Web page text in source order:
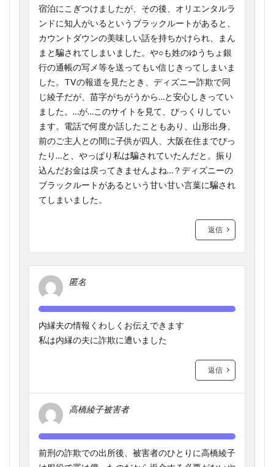
宿泊にこぎつけましたが、その後、オリエンタルラ
ンドに知人がいるというブラックルートがあると、
カウントダウンの美味しい話を持ちかけられ、まん
まと騙されてしまいました。や○も姓のゆうちょ銀
行の通帳の写メ等を送ってもい信じきってしまいま
した。TVの報道を見たとき、ディズニー詐欺で同
じ綾子だが、苗字がちがうから…と安心しきってい
ました。…が…このサイトを見て、びっくりしてい
ます。電話で何度か話したこともあり、山形出身、
前のご主人との間に子供が四人、大阪在住までぴっ
たり…と、やっぱり私は騙されていたんだと。振り
込んだお金は戻ってきませんよね…？ディズニーの
ブラックルートがあるという甘い甘い言葉に騙され
てしまいました。
返信
匿名
内縁夫の情報くわしくお伝えできます
私は内縁の夫に詐欺に遭いました
返信
高橋綾子被害者
前刑の詐欺での出所後、被害者のひとりに高橋綾子